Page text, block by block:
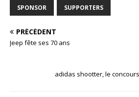
SPONSOR SUPPORTERS
PRÉCÉDENT
Jeep fête ses 70 ans
adidas shootter, le